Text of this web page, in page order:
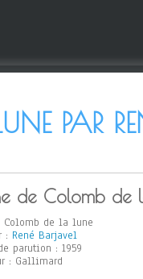
PAR
de Colomb de
Colomb de la lune
: René Barjavel
parution : 1959
: Gallimard